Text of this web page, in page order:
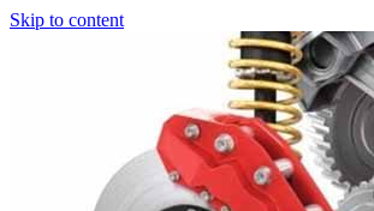
Skip to content